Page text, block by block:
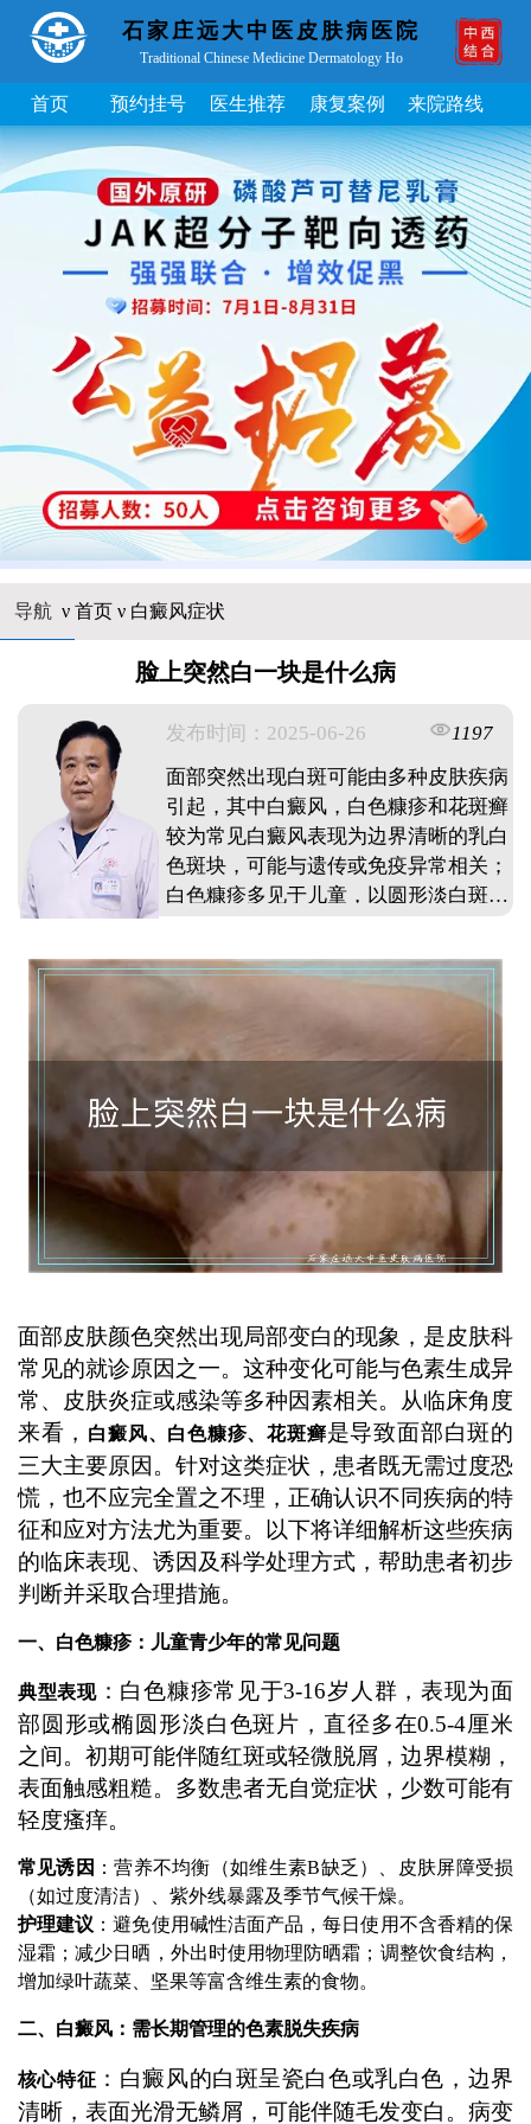
石家庄远大中医皮肤病医院
Traditional Chinese Medicine Dermatology Ho
首页 预约挂号 医生推荐 康复案例 来院路线
导航 ν 首页ν 白癜风症状
脸上突然白一块是什么病
发布时间：2025-06-26
1197
面部突然出现白斑可能由多种皮肤疾病
引起，其中白癜风，白色糠疹和花斑癣
较为常见白癜风表现为边界清晰的乳白
色斑块，可能与遗传或免疫异常相关；
白色糠疹多见于儿童，以圆形淡白斑伴
染引发，常伴脱屑日常需注意防晒保
湿，避免刺激性护理，若白斑扩大或伴
随其他症状，建议及时就医确诊。 ...
面部皮肤颜色突然出现局部变白的现象，是皮肤科
常见的就诊原因之一。这种变化可能与色素生成异
常、皮肤炎症或感染等多种因素相关。从临床角度
来看， 白癜风、白色糠疹、花斑癣是导致面部白斑的
三大主要原因。针对这类症状，患者既无需过度恐
慌，也不应完全置之不理，正确认识不同疾病的特
征和应对方法尤为重要。以下将详细解析这些疾病
的临床表现、诱因及科学处理方式，帮助患者初步
判断并采取合理措施。
一、白色糠疹：儿童青少年的常见问题
典型表现：白色糠疹常见于3-16岁人群，表现为面
部圆形或椭圆形淡白色斑片，直径多在0.5-4厘米
之间。初期可能伴随红斑或轻微脱屑，边界模糊，
表面触感粗糙。多数患者无自觉症状，少数可能有
轻度瘙痒。
常见诱因 ：营养不均衡（如维生素B缺乏）、皮肤屏障受损
（如过度清洁）、紫外线暴露及季节气候干燥。
护理建议 ：避免使用碱性洁面产品，每日使用不含香精的保
湿霜；减少日晒，外出时使用物理防晒霜；调整饮食结构，
增加绿叶蔬菜、坚果等富含维生素的食物。
二、白癜风：需长期管理的色素脱失疾病
核心特征 ：白癜风的白斑呈瓷白色或乳白色，边界
清晰，表面光滑无鳞屑，可能伴随毛发变白。病变